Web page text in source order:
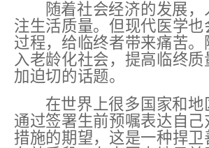
随着社会经济的发展
注生活质量。但现代医学也
过程，给临终者带来痛苦。
入老龄化社会，提高临终质
加迫切的话题。
在世界上很多国家和地
通过签署生前预嘱表达自己
措施的期望，这是一种捍卫